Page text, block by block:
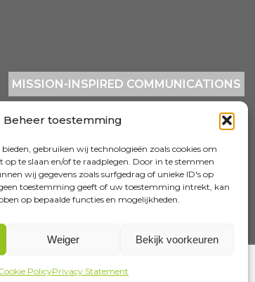
Beheer toestemming
gebruiken wij technologieën zoals cookies om
te slaan en/of te raadplegen. Door in te stemmen
wij gegevens zoals surfgedrag of unieke ID's op
toestemming geeft of uw toestemming intrekt, kan
op bepaalde functies en mogelijkheden.
Weiger Bekijk voorkeuren
PolicyPrivacy Statement
MISSION-INSPIRED COMMUNICATIONS
Disclaimer Algemene voorwaarden